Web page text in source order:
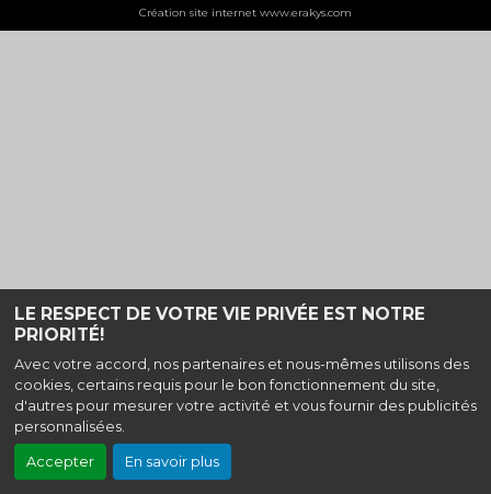
LE RESPECT DE VOTRE VIE PRIVÉE EST NOTRE
PRIORITÉ!
Avec votre accord, nos partenaires et nous-mêmes utilisons des
cookies, certains requis pour le bon fonctionnement du site,
d'autres pour mesurer votre activité et vous fournir des publicités
personnalisées.
Accepter En savoir plus
Création site internet www.erakys.com